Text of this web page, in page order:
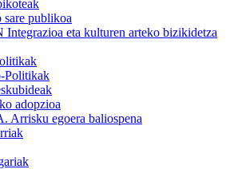
sare publikoa
eta kulturen arteko bizikidetza
Politikak
adopzioa
Arrisku egoera baliospena